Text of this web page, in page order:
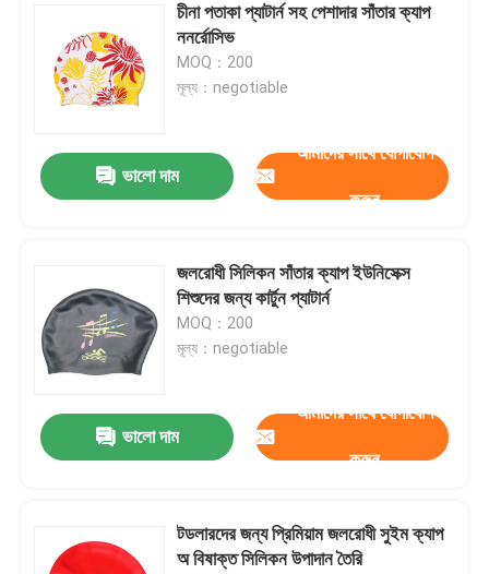
চীনা পতাকা প্যাটার্ন সহ পেশাদার সাঁতার ক্যাপ
ননর্রোসিভ
MOQ：200
মূল্য：negotiable
ভালো দাম
আমাদের সাথে যোগাযোগ
করুন
জলরোধী সিলিকন সাঁতার ক্যাপ ইউনিসেক্স
শিশুদের জন্য কার্টুন প্যাটার্ন
MOQ：200
মূল্য：negotiable
ভালো দাম
আমাদের সাথে যোগাযোগ
করুন
টডলারদের জন্য প্রিমিয়াম জলরোধী সুইম ক্যাপ
অ বিষাক্ত সিলিকন উপাদান তৈরি